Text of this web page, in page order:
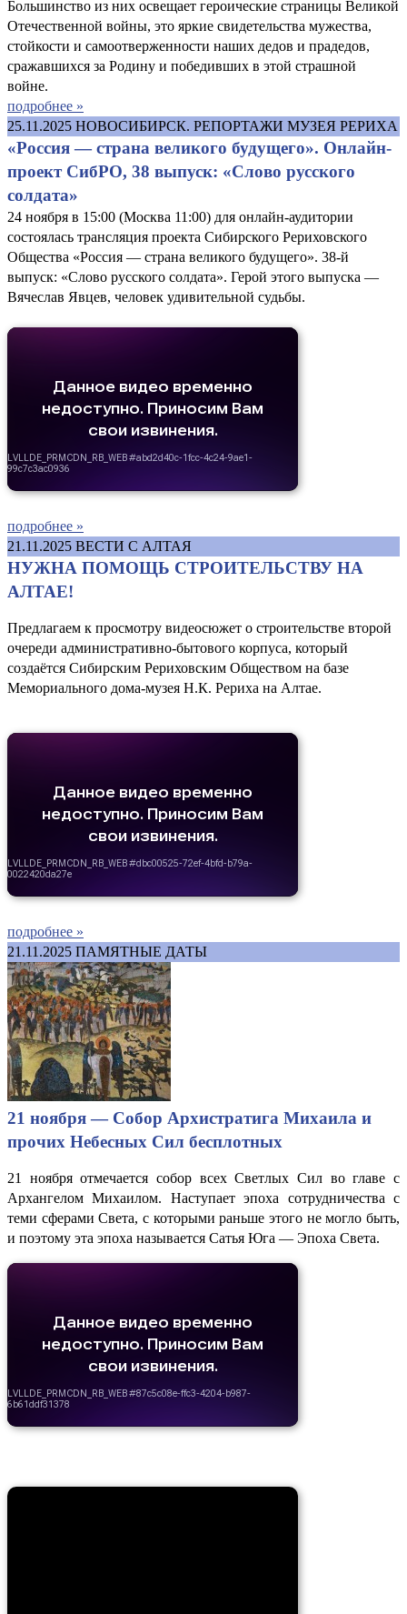
Большинство из них освещает героические страницы Великой
Отечественной войны, это яркие свидетельства мужества,
стойкости и самоотверженности наших дедов и прадедов,
сражавшихся за Родину и победивших в этой страшной
войне.
подробнее »
25.11.2025 НОВОСИБИРСК. РЕПОРТАЖИ МУЗЕЯ РЕРИХА
«Россия — страна великого будущего». Онлайн-
проект СибРО, 38 выпуск: «Слово русского
солдата»
24 ноября в 15:00 (Москва 11:00) для онлайн-аудитории
состоялась трансляция проекта Сибирского Рериховского
Общества «Россия — страна великого будущего». 38-й
выпуск: «Слово русского солдата». Герой этого выпуска —
Вячеслав Явцев, человек удивительной судьбы.
подробнее »
21.11.2025 ВЕСТИ С АЛТАЯ
НУЖНА ПОМОЩЬ СТРОИТЕЛЬСТВУ НА
АЛТАЕ!
Предлагаем к просмотру видеосюжет о строительстве второй
очереди административно-бытового корпуса, который
создаётся Сибирским Рериховским Обществом на базе
Мемориального дома-музея Н.К. Рериха на Алтае.
подробнее »
21.11.2025 ПАМЯТНЫЕ ДАТЫ
21 ноября — Собор Архистратига Михаила и
прочих Небесных Сил бесплотных
21 ноября отмечается собор всех Светлых Сил во главе с
Архангелом Михаилом. Наступает эпоха сотрудничества с
теми сферами Света, с которыми раньше этого не могло быть,
и поэтому эта эпоха называется Сатья Юга — Эпоха Света.